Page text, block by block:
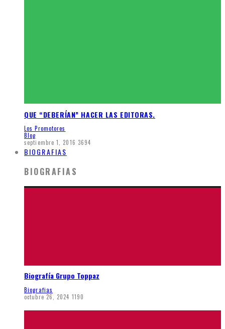
QUE “DEBERÍAN” HACER LAS EDITORAS.
Los Promotores
Blog
septiembre 1, 2016 3694
BIOGRAFIAS
BIOGRAFIAS
Biografía Grupo Toppaz
Biografias
octubre 26, 2024 1190